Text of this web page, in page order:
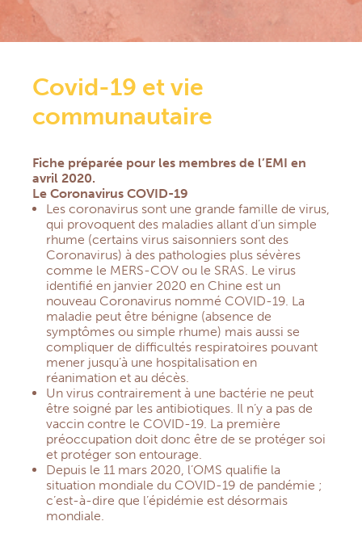
Section Amérique Centrale
République Démocratique du Congo
Documents & Formulaires
Guide pratique Responsables de Groupe
Église, santé & solidarité
Newsletters
FAQ
CONTACT
EXTRANET
Covid-19 et vie
communautaire
Fiche préparée pour les membres de l’EMI en
avril 2020.
Le Coronavirus COVID-19
Les coronavirus sont une grande famille de virus,
qui provoquent des maladies allant d’un simple
rhume (certains virus saisonniers sont des
Coronavirus) à des pathologies plus sévères
comme le MERS-COV ou le SRAS. Le virus
identifié en janvier 2020 en Chine est un
nouveau Coronavirus nommé COVID-19. La
maladie peut être bénigne (absence de
symptômes ou simple rhume) mais aussi se
compliquer de difficultés respiratoires pouvant
mener jusqu’à une hospitalisation en
réanimation et au décès.
Un virus contrairement à une bactérie ne peut
être soigné par les antibiotiques. Il n’y a pas de
vaccin contre le COVID-19. La première
préoccupation doit donc être de se protéger soi
et protéger son entourage.
Depuis le 11 mars 2020, l’OMS qualifie la
situation mondiale du COVID-19 de pandémie ;
c’est-à-dire que l’épidémie est désormais
mondiale.